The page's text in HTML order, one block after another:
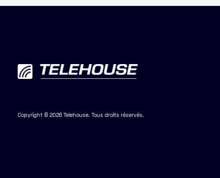
Copyright © 2026 Telehouse. Tous droits réservés.